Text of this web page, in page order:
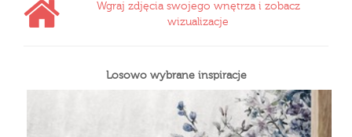
Wgraj zdjęcia swojego wnętrza i zobacz
wizualizacje
Losowo wybrane inspiracje